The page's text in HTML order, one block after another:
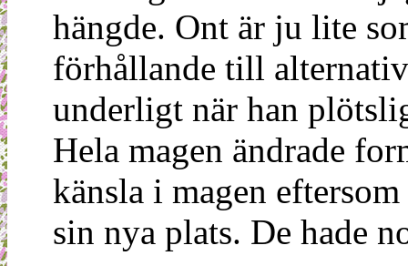
hängde. Ont är ju lite
förhållande till
underligt när han
Hela magen ändrade
känsla i magen
sin nya plats. De hade